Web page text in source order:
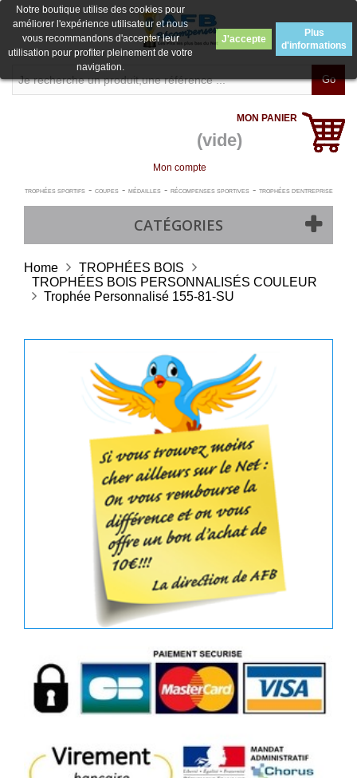
Go
MON PANIER
(vide)
Mon compte
TROPHÉES SPORTIFS- COUPES- MÉDAILLES- RÉCOMPENSES SPORTIVES- TROPHÉES D'ENTREPRISE
CATÉGORIES
Notre boutique utilise des cookies pour
améliorer l'expérience utilisateur et nous
vous recommandons d'accepter leur
utilisation pour profiter pleinement de votre
navigation.
J'accepte
Plus
d'informations
Home
TROPHÉES BOIS
TROPHÉES BOIS PERSONNALISÉS COULEUR
Trophée Personnalisé 155-81-SU